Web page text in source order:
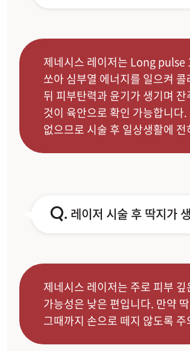
제네시스 레이저는 Long pulse
쏘아 심부열 에너지를 일으켜
뒤 피부탄력과 윤기가 생기며
것이 육안으로 확인 가능합니다
없으므로 시술 후 일상생활에
Q. 레이저 시술 후 딱지가
제네시스 레이저는 주로 피부
가능성은 낮은 편입니다. 만약
그때까지 손으로 떼지 않도록